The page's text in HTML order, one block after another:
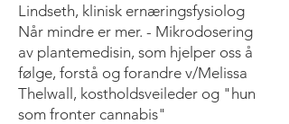
Lindseth, klinisk ernæringsfysiolog
Når mindre er mer. - Mikrodosering
av plantemedisin, som hjelper oss å
følge, forstå og forandre v/Melissa
Thelwall, kostholdsveileder og "hun
som fronter cannabis"